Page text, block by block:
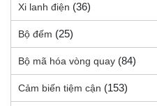
Xi lanh điện (36)
Bộ đếm (25)
Bộ mã hóa vòng quay (84)
Cảm biến tiệm cận (153)